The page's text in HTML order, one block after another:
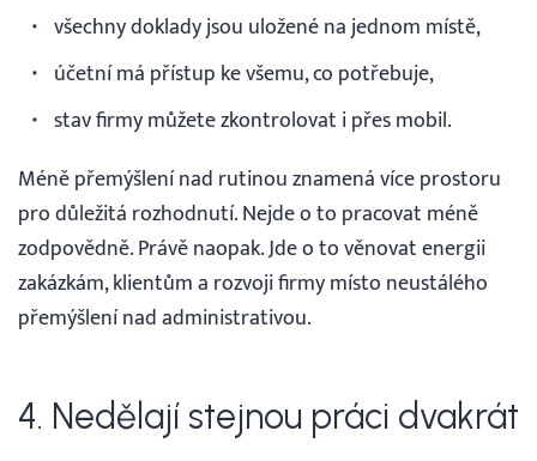
všechny doklady jsou uložené na jednom místě,
účetní má přístup ke všemu, co potřebuje,
stav firmy můžete zkontrolovat i přes mobil.
Méně přemýšlení nad rutinou znamená více prostoru
pro důležitá rozhodnutí. Nejde o to pracovat méně
zodpovědně. Právě naopak. Jde o to věnovat energii
zakázkám, klientům a rozvoji firmy místo neustálého
přemýšlení nad administrativou.
4. Nedělají stejnou práci dvakrát